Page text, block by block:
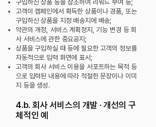
구입하신 상품 등을 참조하여 리워드 부여 등;
고객이 캠페인에서 획득한 상품이나 경품, 또는
구입하신 상품을 지정 배송지에 배송;
약관의 개정, 서비스 계획정지, 기능 변경 등 회
사 서비스에 관한 중요공지;
상품을 구입하실 때 등에 필요한 고객의 정보를
자동적으로 입력 화면에 표시;
고객의 회사 서비스 이용을 서포트하는 목적 등
으로 입력된 내용에 따라 적절한 문장이나 이미
지 등을 생성.
4.b. 회사 서비스의 개발 · 개선의 구
체적인 예